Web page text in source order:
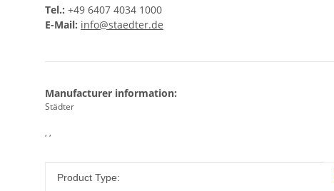
Tel.: +49 6407 4034 1000
E-Mail: info@staedter.de
Manufacturer information:
Städter
, ,
Item information
Value
Product Type: